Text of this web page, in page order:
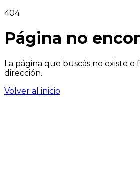
404
Página no
La página que buscás no existe o
dirección.
Volver al inicio